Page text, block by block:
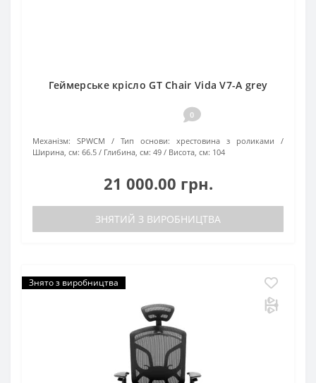
Геймерське крісло GT Chair Vida V7-A grey
0
Механізм: SPWCM Тип основи:
хрестовина з роликами
Ширина, см: 66.5 Глибина, см: 49 Висота, см: 104
21 000.00 грн.
ЗНЯТИЙ З ВИРОБНИЦТВА
Знято з виробництва